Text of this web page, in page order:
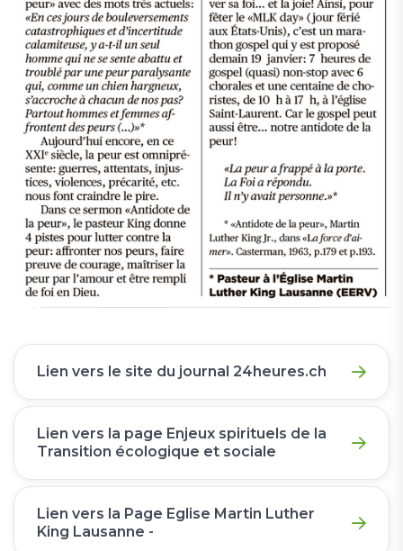
Lien vers le site du journal 24heures.ch
Lien vers la page Enjeux spirituels de la
Transition écologique et sociale
Lien vers la Page Eglise Martin Luther
King Lausanne -